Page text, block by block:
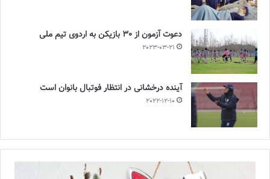
دعوت آزمون از 30 بازیکن به اردوی تیم ملی
2023-03-21
آینده درخشانی در انتظار فوتبال بانوان است
2022-12-10